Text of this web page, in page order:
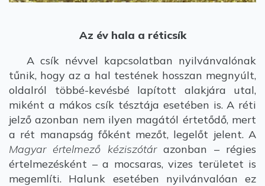
Az év hala a réticsík
A csík névvel kapcsolatban nyilvánvalónak
tűnik, hogy az a hal testének hosszan megnyúlt,
oldalról többé-kevésbé lapított alakjára utal,
miként a mákos csík tésztája esetében is. A réti
jelző azonban nem ilyen magától értetődő, mert
a rét manapság főként mezőt, legelőt jelent. A
Magyar értelmező kéziszótárazonban – régies
értelmezésként – a mocsaras, vizes területet is
megemlíti. Halunk esetében nyilvánvalóan ez